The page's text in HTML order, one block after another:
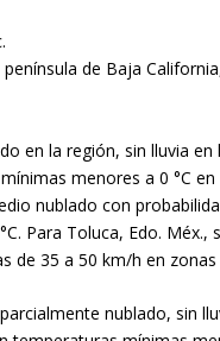
de Baja
en la región, sin lluvia
menores a 0 °C
nublado con
Para Toluca, Edo.
35 a 50 km/h en
nublado, sin